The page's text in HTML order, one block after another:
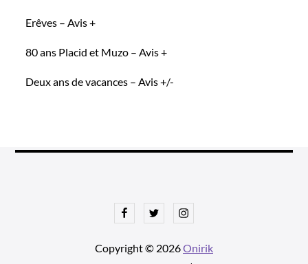
Erêves – Avis +
80 ans Placid et Muzo – Avis +
Deux ans de vacances – Avis +/-
FacebookTwitterInstagram
Copyright © 2026Onirik